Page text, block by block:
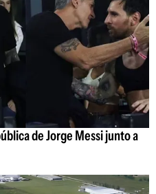
de Jorge Messi junto a